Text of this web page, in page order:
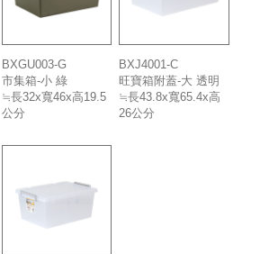
BXGU003-G
市集箱-小 綠
≒長32x寬46x高19.5
公分
BXJ4001-C
旺寶箱附蓋-大 透明
≒長43.8x寬65.4x高
26公分